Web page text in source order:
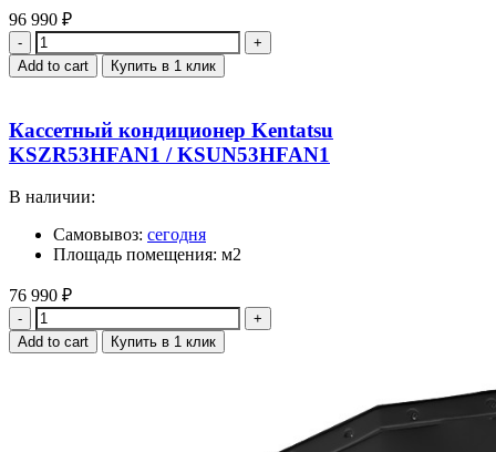
96 990 ₽
Quantity
Add to cart Купить в 1 клик
Кассетный кондиционер Kentatsu
KSZR53HFAN1 / KSUN53HFAN1
В наличии:
Самовывоз: сегодня
Площадь помещения: м2
76 990 ₽
Quantity
Add to cart Купить в 1 клик